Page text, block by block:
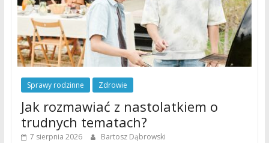
Sprawy rodzinne Zdrowie
Jak rozmawiać z nastolatkiem o
trudnych tematach?
7 sierpnia 2026 Bartosz Dąbrowski